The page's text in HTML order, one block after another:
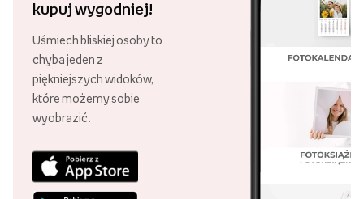
kupuj wygodniej!
Uśmiech bliskiej osoby to
chyba jeden z
piękniejszych widoków,
które możemy sobie
wyobrazić.